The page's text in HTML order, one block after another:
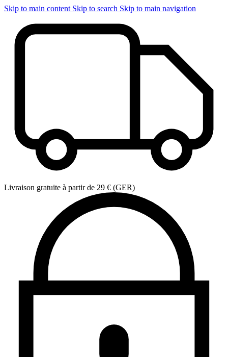
Skip to main content Skip to search Skip to main navigation
Livraison gratuite à partir de 29 € (GER)